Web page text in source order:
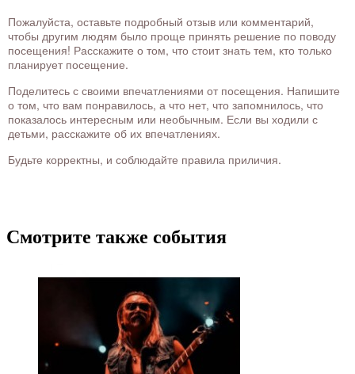
Пожалуйста, оставьте подробный отзыв или комментарий,
чтобы другим людям было проще принять решение по поводу
посещения! Расскажите о том, что стоит знать тем, кто только
планирует посещение.
Поделитесь с своими впечатлениями от посещения. Напишите
о том, что вам понравилось, а что нет, что запомнилось, что
показалось интересным или необычным. Если вы ходили с
детьми, расскажите об их впечатлениях.
Будьте корректны, и соблюдайте правила приличия.
Смотрите также события